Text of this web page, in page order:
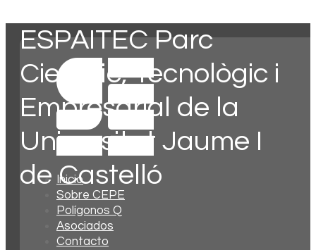
Inicio
Sobre CEPE
Polígonos Q
Asociados
Contacto
ESPAITEC Parc
Científic, Tecnològic i
Empresarial de la
Universitat Jaume I
de Castelló